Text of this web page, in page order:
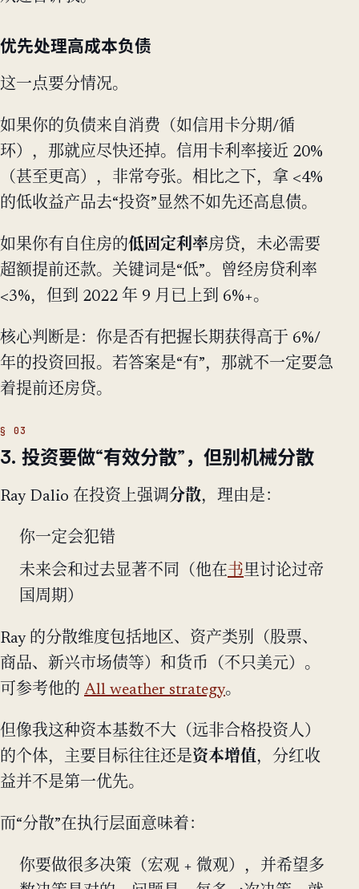
优先处理高成本负债
这一点要分情况。
如果你的负债来自消费（如信用卡分期/循
环），那就应尽快还掉。信用卡利率接近 20%
（甚至更高），非常夸张。相比之下，拿 <4%
的低收益产品去“投资”显然不如先还高息债。
如果你有自住房的低固定利率房贷，未必需要
超额提前还款。关键词是“低”。曾经房贷利率
<3%，但到 2022 年 9 月已上到 6%+。
核心判断是：你是否有把握长期获得高于 6%/
年的投资回报。若答案是“有”，那就不一定要急
着提前还房贷。
3. 投资要做“有效分散”，但别机械分散
Ray Dalio 在投资上强调分散，理由是：
你一定会犯错
未来会和过去显著不同（他在书里讨论过帝
国周期）
Ray 的分散维度包括地区、资产类别（股票、
商品、新兴市场债等）和货币（不只美元）。
可参考他的 All weather strategy。
但像我这种资本基数不大（远非合格投资人）
的个体，主要目标往往还是资本增值，分红收
益并不是第一优先。
而“分散”在执行层面意味着：
你要做很多决策（宏观 + 微观），并希望多